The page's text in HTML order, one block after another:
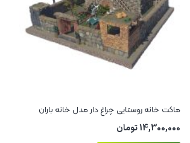
ماکت خانه روستایی چراغ‌ دار مدل خانه باران
14,300,000تومان